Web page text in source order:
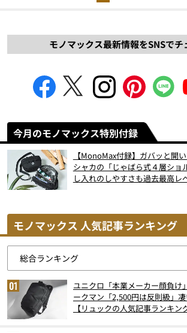
モノマックス最新情報をSNSでチ
今月のモノマックス特別付録
【MonoMax付録】ガバッと開
シャカの「じゃばら式４層ショ
し入れのしやすさも過去最高レ
モノマックス 人気記事ランキング
ユニクロ「本業メーカー顔負け
ークマン「2,500円は反則級」
【リュックの人気記事ランキン